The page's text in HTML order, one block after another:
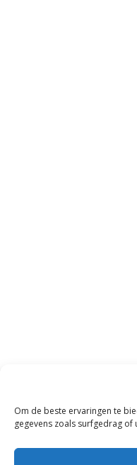
Om de beste ervaringen te
gegevens zoals surfgedrag